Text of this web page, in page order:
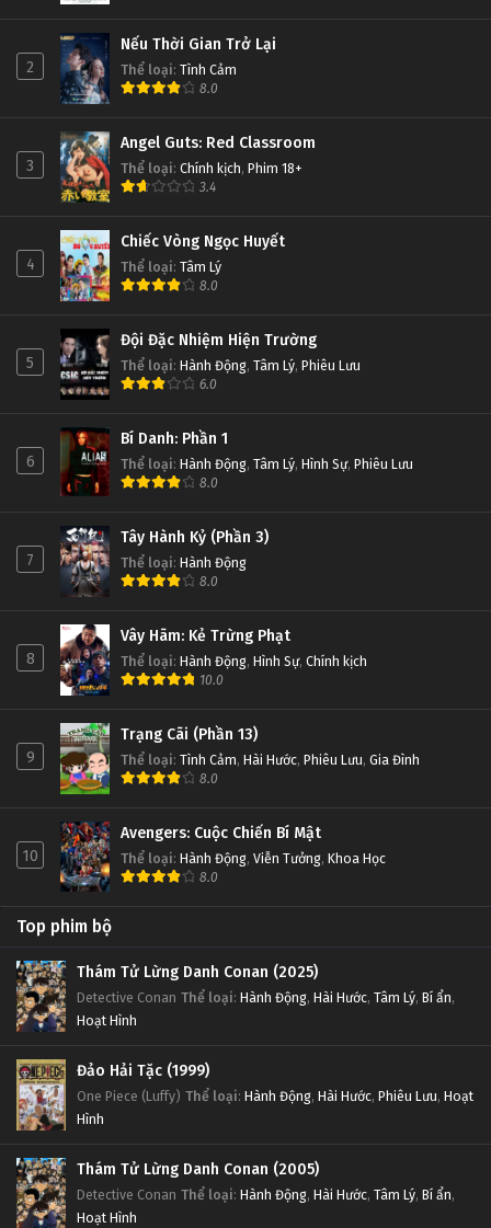
2
Nếu Thời Gian Trở Lại
Thể loại: Tình Cảm
8.0
3
Angel Guts: Red Classroom
Thể loại: Chính kịch, Phim 18+
3.4
4
Chiếc Vòng Ngọc Huyết
Thể loại: Tâm Lý
8.0
5
Đội Đặc Nhiệm Hiện Trường
Thể loại: Hành Động, Tâm Lý, Phiêu Lưu
6.0
6
Bí Danh: Phần 1
Thể loại: Hành Động, Tâm Lý, Hình Sự, Phiêu Lưu
8.0
7
Tây Hành Kỷ (Phần 3)
Thể loại: Hành Động
8.0
8
Vây Hãm: Kẻ Trừng Phạt
Thể loại: Hành Động, Hình Sự, Chính kịch
10.0
9
Trạng Cãi (Phần 13)
Thể loại: Tình Cảm, Hài Hước, Phiêu Lưu, Gia Đình
8.0
10
Avengers: Cuộc Chiến Bí Mật
Thể loại: Hành Động, Viễn Tưởng, Khoa Học
8.0
Top phim bộ
Thám Tử Lừng Danh Conan (2025)
Detective Conan Thể loại: Hành Động, Hài Hước, Tâm Lý, Bí ẩn,
Hoạt Hình
Đảo Hải Tặc (1999)
One Piece (Luffy) Thể loại: Hành Động, Hài Hước, Phiêu Lưu, Hoạt
Hình
Thám Tử Lừng Danh Conan (2005)
Detective Conan Thể loại: Hành Động, Hài Hước, Tâm Lý, Bí ẩn,
Hoạt Hình